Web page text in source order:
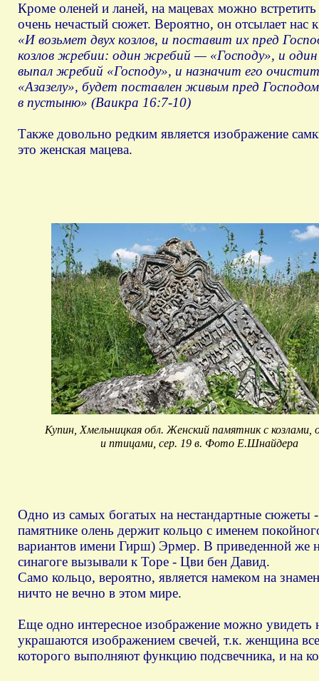
Купин, Хмельницкая обл. Женский памятник с козлами,
и птицами, сер. 19 в. Фото Е.Шнайдера
Кроме оленей и ланей, на мацевах можно
очень нечастый сюжет. Вероятно, он отсылает
«И возьмет двух козлов, и поставит их пред
козлов жребии: один жребий — «Господу», и
выпал жребий «Господу», и назначит его
«Азазелу», будет поставлен живым пред
в пустыню» (Ваикра 16:7-10)
Также довольно редким является изображение
это женская мацева.
Одно из самых богатых на нестандартные сюжеты
памятнике олень держит кольцо с именем
вариантов имени Гирш) Эрмер. В приведенной же
синагоге вызывали к Торе - Цви бен Давид.
Само кольцо, вероятно, является намеком на
ничто не вечно в этом мире.
Еще одно интересное изображение можно
украшаются изображением свечей, т.к. женщина
которого выполняют функцию подсвечника, и на